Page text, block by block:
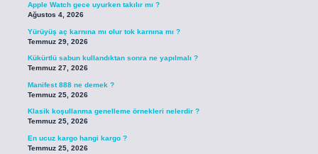
Apple Watch gece uyurken takılır mı ?
Ağustos 4, 2026
Yürüyüş aç karnına mı olur tok karnına mı ?
Temmuz 29, 2026
Kükürtlü sabun kullandıktan sonra ne yapılmalı ?
Temmuz 27, 2026
Manifest 888 ne demek ?
Temmuz 25, 2026
Klasik koşullanma genelleme örnekleri nelerdir ?
Temmuz 25, 2026
En ucuz kargo hangi kargo ?
Temmuz 25, 2026